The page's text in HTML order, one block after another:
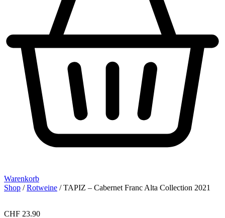
Warenkorb
Shop /Rotweine / TAPIZ – Cabernet Franc Alta Collection 2021
CHF 23.90